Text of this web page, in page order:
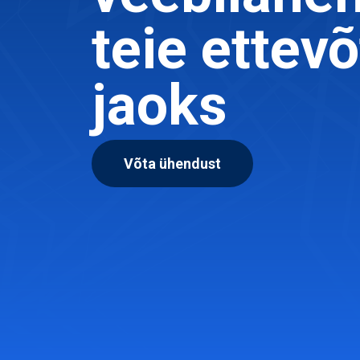
teie
jaoks
Võta ühendust